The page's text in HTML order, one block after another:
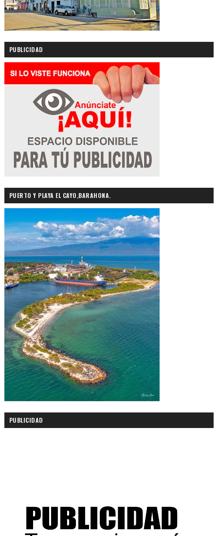
PUBLICIDAD
PUERTO Y PLAYA EL CAYO,BARAHONA.
PUBLICIDAD